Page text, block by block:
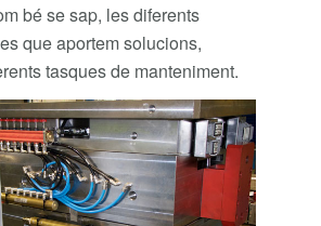
bé se sap, les diferents
que aportem solucions,
tasques de manteniment.